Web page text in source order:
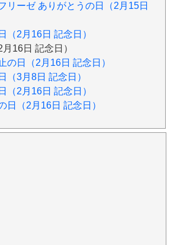
リーゼ ありがとうの日（2月15日
（2月16日 記念日）
16日 記念日）
の日（2月16日 記念日）
（3月8日 記念日）
（2月16日 記念日）
日（2月16日 記念日）